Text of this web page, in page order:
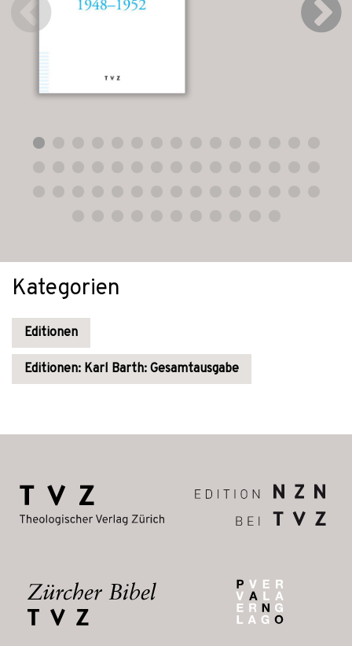
Kategorien
Editionen
Editionen: Karl Barth: Gesamtausgabe